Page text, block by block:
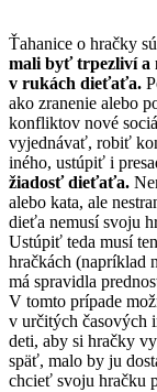
Ťahanice o hračky
mali byť trpezliví a
v rukách dieťaťa.
ako zranenie alebo
konfliktov nové
vyjednávať, robiť
iného, ustúpiť i
žiadosť dieťaťa.
alebo kata, ale
dieťa nemusí svoju
Ustúpiť teda musí
hračkách (napríklad
má spravidla
V tomto prípade
v určitých časových
deti, aby si hračky
späť, malo by ju
chcieť svoju hračku